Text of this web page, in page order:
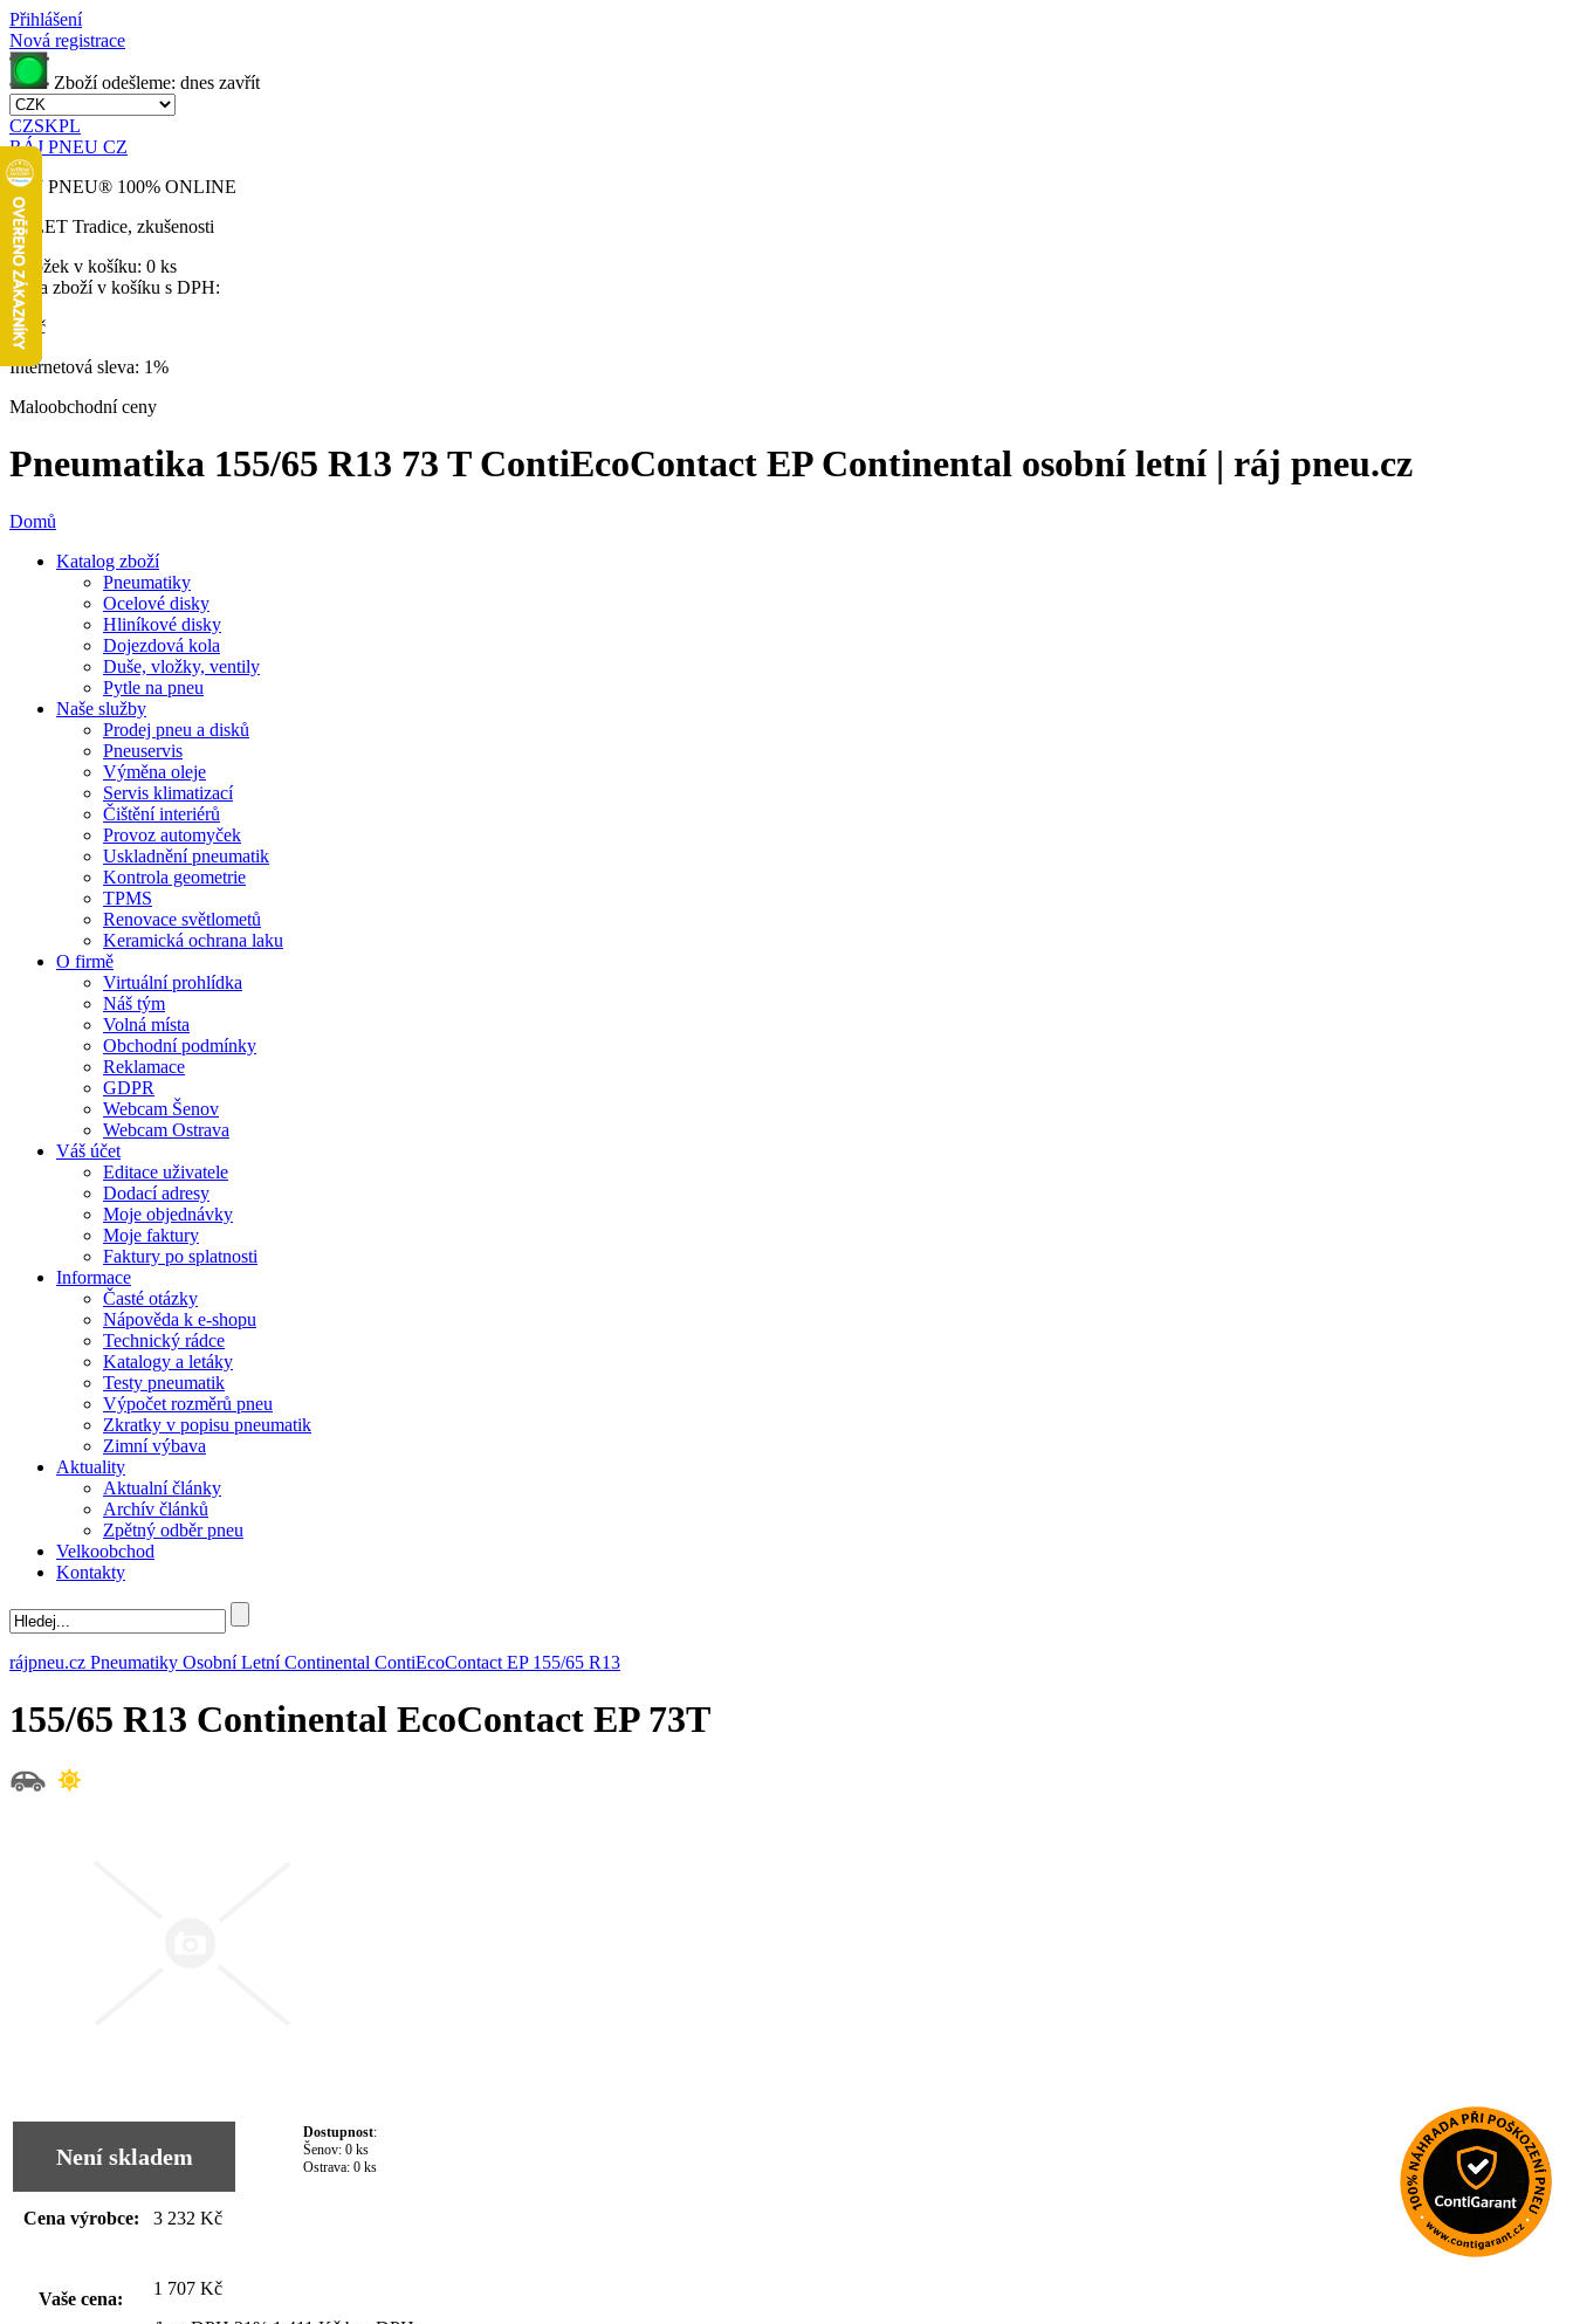
Přihlášení
Nová registrace
Zboží odešleme: dnes zavřít
CZSKPL
RÁJ PNEU CZ
RÁJ PNEU® 100% ONLINE
32 LET Tradice, zkušenosti
Položek v košíku: 0 ks
Cena zboží v košíku s DPH:
0 Kč
Internetová sleva: 1%
Maloobchodní ceny
Pneumatika 155/65 R13 73 T ContiEcoContact EP Continental osobní letní | ráj pneu.cz
Domů
Katalog zboží
Pneumatiky
Ocelové disky
Hliníkové disky
Dojezdová kola
Duše, vložky, ventily
Pytle na pneu
Naše služby
Prodej pneu a disků
Pneuservis
Výměna oleje
Servis klimatizací
Čištění interiérů
Provoz automyček
Uskladnění pneumatik
Kontrola geometrie
TPMS
Renovace světlometů
Keramická ochrana laku
O firmě
Virtuální prohlídka
Náš tým
Volná místa
Obchodní podmínky
Reklamace
GDPR
Webcam Šenov
Webcam Ostrava
Váš účet
Editace uživatele
Dodací adresy
Moje objednávky
Moje faktury
Faktury po splatnosti
Informace
Časté otázky
Nápověda k e-shopu
Technický rádce
Katalogy a letáky
Testy pneumatik
Výpočet rozměrů pneu
Zkratky v popisu pneumatik
Zimní výbava
Aktuality
Aktualní články
Archív článků
Zpětný odběr pneu
Velkoobchod
Kontakty
rájpneu.cz Pneumatiky Osobní Letní Continental ContiEcoContact EP 155/65 R13
155/65 R13 Continental EcoContact EP 73T
Není skladem
Dostupnost:
Šenov: 0 ks
Ostrava: 0 ks
Cena výrobce: 3 232 Kč
Vaše cena:
1 707 Kč